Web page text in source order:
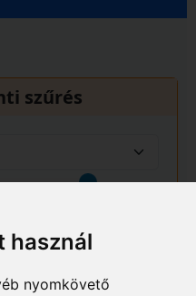
használ
nyomkövető
szűrés